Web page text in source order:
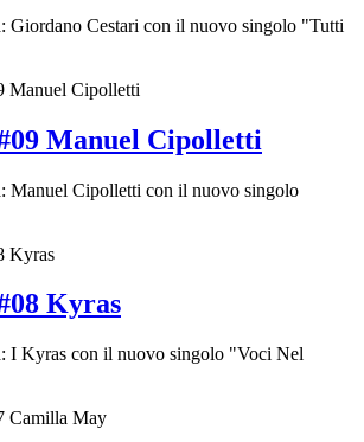
Giordano Cestari con il nuovo singolo "Tutti
Manuel Cipolletti
Manuel Cipolletti con il nuovo singolo
Kyras
I Kyras con il nuovo singolo "Voci Nel